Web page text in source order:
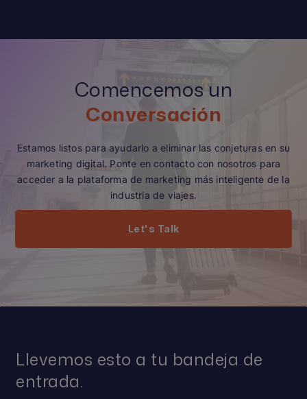
Comencemos un
Conversación
Estamos listos para ayudarlo a eliminar las conjeturas en su
marketing digital. Ponte en contacto con nosotros para
acceder a la plataforma de marketing más inteligente de la
industria de viajes.
Let's Talk
Llevemos esto a tu bandeja de
entrada.